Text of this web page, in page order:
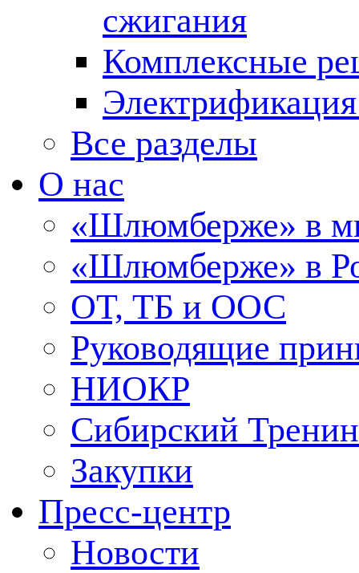
сжигания
Комплексные
Все разделы
О нас
«Шлюмберже» в
«Шлюмберже» в
ОТ, ТБ и ООС
Руководящие
НИОКР
Сибирский
Закупки
Пресс-центр
Новости